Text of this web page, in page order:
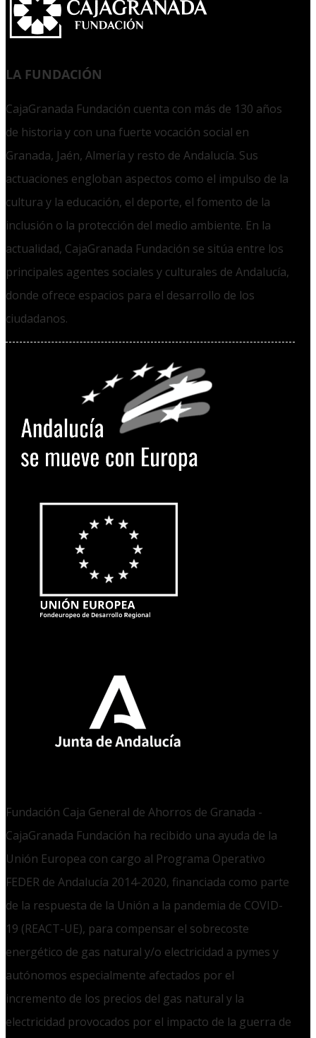
LA FUNDACIÓN
CajaGranada Fundación cuenta con más de 130 años
de historia y con una fuerte vocación social en
Granada, Jaén, Almería y resto de Andalucía. Sus
actuaciones engloban aspectos como el impulso de la
cultura y la educación, el deporte, el fomento de la
inclusión o la protección del medio ambiente. En la
actualidad, CajaGranada Fundación se sitúa entre los
principales agentes sociales y culturales de Andalucía,
donde ofrece espacios para el desarrollo de los
ciudadanos.
Fundación Caja General de Ahorros de Granada -
CajaGranada Fundación ha recibido una ayuda de la
Unión Europea con cargo al Programa Operativo
FEDER de Andalucía 2014-2020, financiada como parte
de la respuesta de la Unión a la pandemia de COVID-
19 (REACT-UE), para compensar el sobrecoste
energético de gas natural y/o electricidad a pymes y
autónomos especialmente afectados por el
incremento de los precios del gas natural y la
electricidad provocados por el impacto de la guerra de